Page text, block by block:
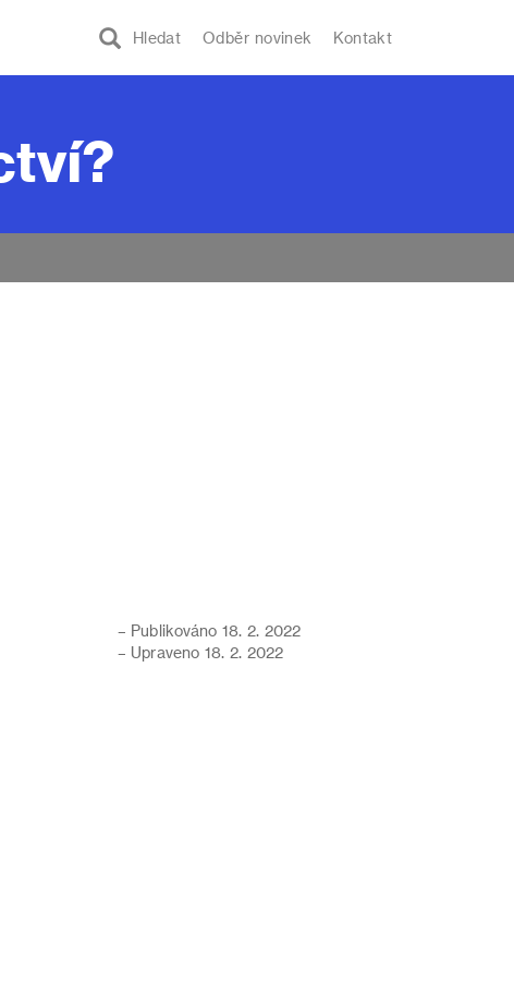
Hledat Odběr novinek Kontakt
– Publikováno 18. 2. 2022
– Upraveno 18. 2. 2022